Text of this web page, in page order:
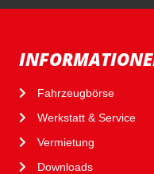
Fahrzeugbörse
Werkstatt & Service
Vermietung
Downloads